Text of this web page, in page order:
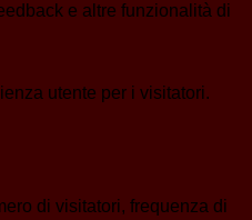
e altre funzionalità di
utente per i visitatori.
di visitatori, frequenza di